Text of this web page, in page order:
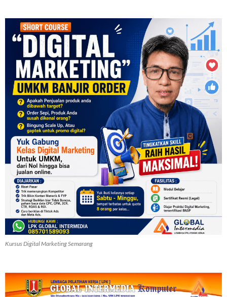
Kursus Digital Marketing Semarang